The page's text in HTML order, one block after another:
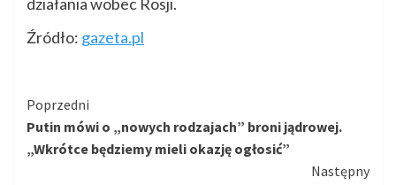
Źródło: gazeta.pl
Kontynuuj
czytanie
Poprzedni
Putin mówi o „nowych rodzajach” broni jądrowej.
„Wkrótce będziemy mieli okazję ogłosić”
Następny